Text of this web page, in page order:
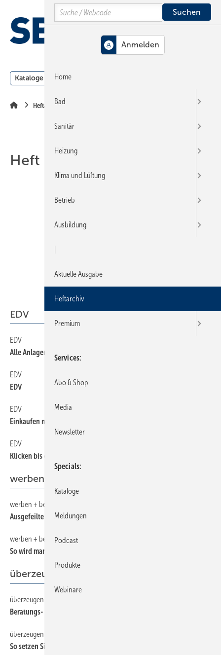
Hauptinhalt
Hauptmenü
SiteSearch
Kataloge Meldungen
Heftarchiv
Heft 05-2007
EDV
EDV
Alle Anlagendaten sind vor Ort verfügbar
EDV
EDV
EDV
Einkaufen mit Gewinn
EDV
Klicken bis der Arzt kommt
werben + beraten
werben + beraten
Ausgefeilte Online- Unterstützung
werben + beraten
So wird man auch regional gefunden
überzeugen + verkaufen
überzeugen + verkaufen
Beratungs- und Systemkompetenz steigern
überzeugen + verkaufen
So setzen Sie Ihre Preise durch
Search
Home
Bad
Sanitär
Heizung
Klima und Lüftung
Betrieb
Ausbildung
Aktuelle Ausgabe
Heftarchiv
Premium
Services
Abo & Shop
Media
Newsletter
Specials
Kataloge
Meldungen
Podcast
Produkte
Webinare